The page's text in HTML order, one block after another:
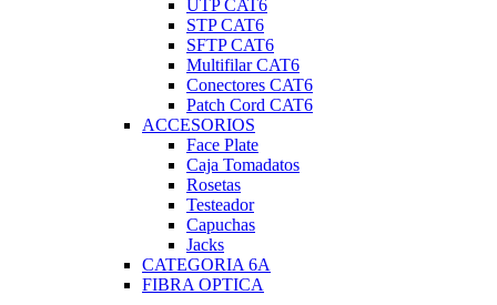
UTP CAT6
STP CAT6
SFTP CAT6
Multifilar CAT6
Conectores CAT6
Patch Cord CAT6
ACCESORIOS
Face Plate
Caja Tomadatos
Rosetas
Testeador
Capuchas
Jacks
CATEGORIA 6A
FIBRA OPTICA